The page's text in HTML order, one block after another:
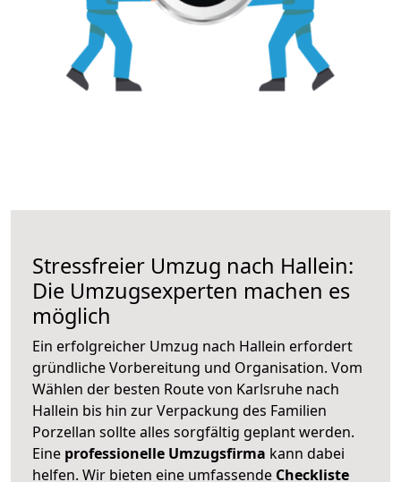
Stressfreier Umzug nach Hallein:
Die Umzugsexperten machen es
möglich
Ein erfolgreicher Umzug nach Hallein erfordert
gründliche Vorbereitung und Organisation. Vom
Wählen der besten Route von Karlsruhe nach
Hallein bis hin zur Verpackung des Familien
Porzellan sollte alles sorgfältig geplant werden.
Eine professionelle Umzugsfirma kann dabei
helfen. Wir bieten eine umfassende Checkliste